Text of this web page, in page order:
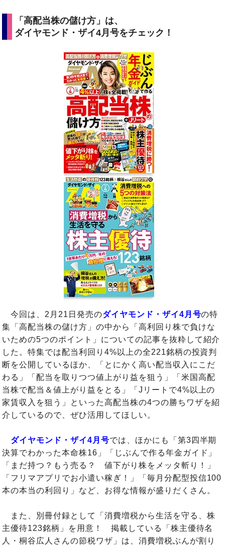
「高配当株の儲け方」は、
ダイヤモンド・ザイ4月号をチェック！
今回は、2月21日発売のダイヤモンド・ザイ4月号の特
集「高配当株の儲け方」の中から「高利回り株で負けな
いための5つのポイント」についての記事を抜粋して紹介
した。特集では配当利回り4%以上の全221銘柄の投資判
断を公開しているほか、「とにかく高い配当収入にこだ
わる」「配当を取りつつ値上がり益を狙う」「米国高配
当株で配当＆値上がり益をとる」「Jリートで4%以上の
家賃収入を狙う」といった高配当株の4つの勝ちワザを紹
介しているので、ぜひ活用してほしい。
ダイヤモンド・ザイ4月号では、ほかにも「第3四半期
決算でわかった本命株16」「じぶんで作る年金ガイド」
「まだ持つ？もう売る？ 値下がり株をメッタ斬り！」
「フリマアプリでお小遣い稼ぎ！」「毎月分配型投信100
本の本当の利回り」など、お得な情報が盛りだくさん。
また、別冊付録として「消費増税から生活を守る、株
主優待123銘柄」を用意！ 掲載している「株主優待名
人・桐谷広人さんの節税ワザ」は、消費増税ぶんが割り